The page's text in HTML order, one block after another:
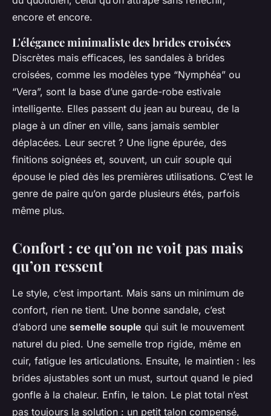
encore et encore.
L'élégance minimaliste des brides croisées
Discrètes mais efficaces, les sandales à brides
croisées, comme les modèles type “Nymphéa” ou
“Vera”, sont la base d’une garde-robe estivale
intelligente. Elles passent du jean au bureau, de la
plage à un dîner en ville, sans jamais sembler
déplacées. Leur secret ? Une ligne épurée, des
finitions soignées et, souvent, un cuir souple qui
épouse le pied dès les premières utilisations. C’est le
genre de paire qu’on garde plusieurs étés, parfois
même plus.
Confort : ce qu’on ne voit pas mais
qu’on ressent
Le style, c’est important. Mais sans un minimum de
confort, rien ne tient. Une bonne sandale, c’est
d’abord une semelle souple qui suit le mouvement
naturel du pied. Une semelle trop rigide, même en
cuir, fatigue les articulations. Ensuite, le maintien : les
brides ajustables sont un must, surtout quand le pied
gonfle à la chaleur. Enfin, le talon. Le plat total n’est
pas toujours la solution : un petit talon compensé,